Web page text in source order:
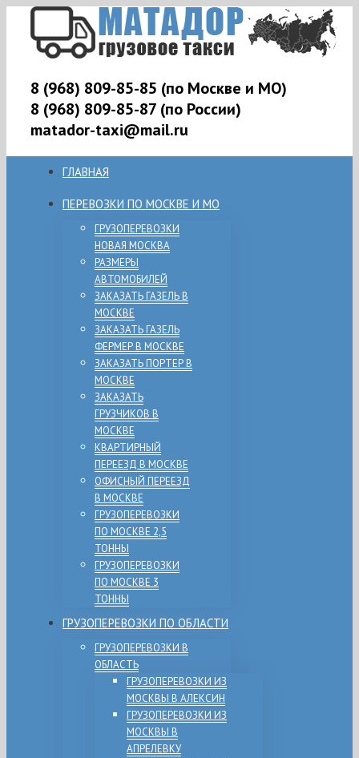
8 (968) 809-85-85 (по Москве и МО)
8 (968) 809-85-87 (по России)
matador-taxi@mail.ru
ГЛАВНАЯ
ПЕРЕВОЗКИ ПО МОСКВЕ И МО
ГРУЗОПЕРЕВОЗКИ
НОВАЯ МОСКВА
РАЗМЕРЫ
АВТОМОБИЛЕЙ
ЗАКАЗАТЬ ГАЗЕЛЬ В
МОСКВЕ
ЗАКАЗАТЬ ГАЗЕЛЬ
ФЕРМЕР В МОСКВЕ
ЗАКАЗАТЬ ПОРТЕР В
МОСКВЕ
ЗАКАЗАТЬ
ГРУЗЧИКОВ В
МОСКВЕ
КВАРТИРНЫЙ
ПЕРЕЕЗД В МОСКВЕ
ОФИСНЫЙ ПЕРЕЕЗД
В МОСКВЕ
ГРУЗОПЕРЕВОЗКИ
ПО МОСКВЕ 2,5
ТОННЫ
ГРУЗОПЕРЕВОЗКИ
ПО МОСКВЕ 3
ТОННЫ
ГРУЗОПЕРЕВОЗКИ ПО ОБЛАСТИ
ГРУЗОПЕРЕВОЗКИ В
ОБЛАСТЬ
ГРУЗОПЕРЕВОЗКИ ИЗ
МОСКВЫ В АЛЕКСИН
ГРУЗОПЕРЕВОЗКИ ИЗ
МОСКВЫ В
АПРЕЛЕВКУ